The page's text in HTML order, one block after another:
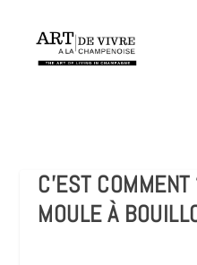
C’EST
MOULE À